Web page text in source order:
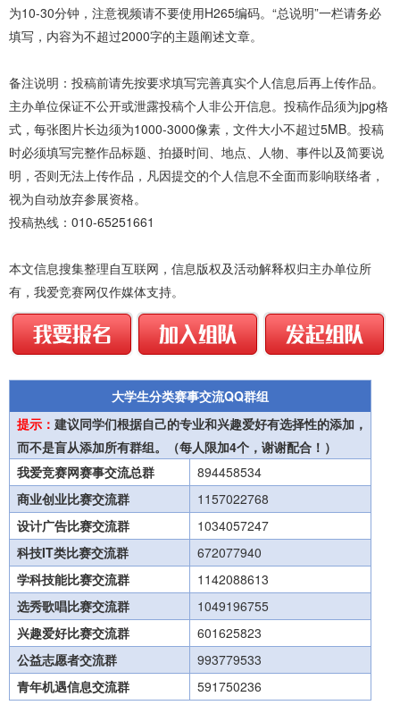
为10-30分钟，注意视频请不要使用H265编码。“总说明”一栏请务必
填写，内容为不超过2000字的主题阐述文章。
备注说明：投稿前请先按要求填写完善真实个人信息后再上传作品。
主办单位保证不公开或泄露投稿个人非公开信息。投稿作品须为jpg格
式，每张图片长边须为1000-3000像素，文件大小不超过5MB。投稿
时必须填写完整作品标题、拍摄时间、地点、人物、事件以及简要说
明，否则无法上传作品，凡因提交的个人信息不全面而影响联络者，
视为自动放弃参展资格。
投稿热线：010-65251661
本文信息搜集整理自互联网，信息版权及活动解释权归主办单位所
有，我爱竞赛网仅作媒体支持。
大学生分类赛事交流QQ群组
提示： 建议同学们根据自己的专业和兴趣爱好有选择性的添加，
而不是盲从添加所有群组。（每人限加4个，谢谢配合！）
我爱竞赛网赛事交流总群
894458534
商业创业比赛交流群
1157022768
设计广告比赛交流群
1034057247
科技IT类比赛交流群
672077940
学科技能比赛交流群
1142088613
选秀歌唱比赛交流群
1049196755
兴趣爱好比赛交流群
601625823
公益志愿者交流群
993779533
青年机遇信息交流群
591750236